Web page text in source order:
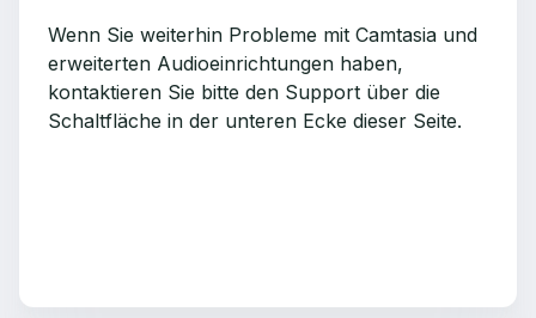
Wenn Sie weiterhin Probleme mit Camtasia und
erweiterten Audioeinrichtungen haben,
kontaktieren Sie bitte den Support über die
Schaltfläche in der unteren Ecke dieser Seite.